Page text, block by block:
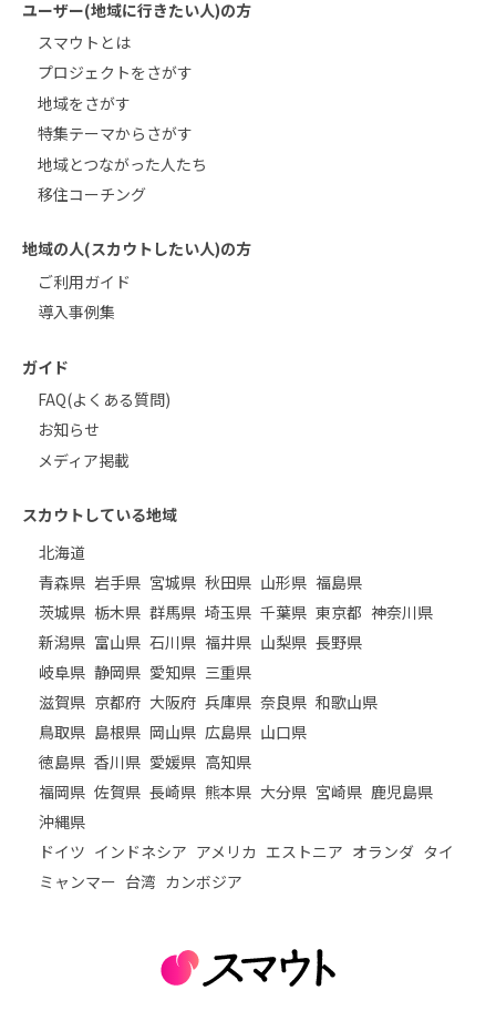
ユーザー(地域に行きたい人)の方
スマウトとは
プロジェクトをさがす
地域をさがす
特集テーマからさがす
地域とつながった人たち
移住コーチング
地域の人(スカウトしたい人)の方
ご利用ガイド
導入事例集
ガイド
FAQ(よくある質問)
お知らせ
メディア掲載
スカウトしている地域
北海道
青森県 岩手県 宮城県 秋田県 山形県 福島県
茨城県 栃木県 群馬県 埼玉県 千葉県 東京都 神奈川県
新潟県 富山県 石川県 福井県 山梨県 長野県
岐阜県 静岡県 愛知県 三重県
滋賀県 京都府 大阪府 兵庫県 奈良県 和歌山県
鳥取県 島根県 岡山県 広島県 山口県
徳島県 香川県 愛媛県 高知県
福岡県 佐賀県 長崎県 熊本県 大分県 宮崎県 鹿児島県
沖縄県
ドイツ インドネシア アメリカ エストニア オランダ タイ
ミャンマー 台湾 カンボジア